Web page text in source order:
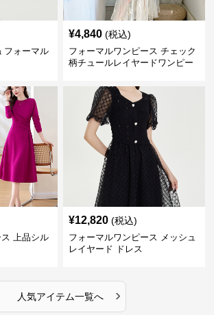
フォーマル
¥4,840 (税込)
フォーマルワンピース チェック
柄チュールレイヤードワンピー
上品シル
¥12,820 (税込)
フォーマルワンピース メッシュ
レイヤード ドレス
人気アイテム一覧へ ›